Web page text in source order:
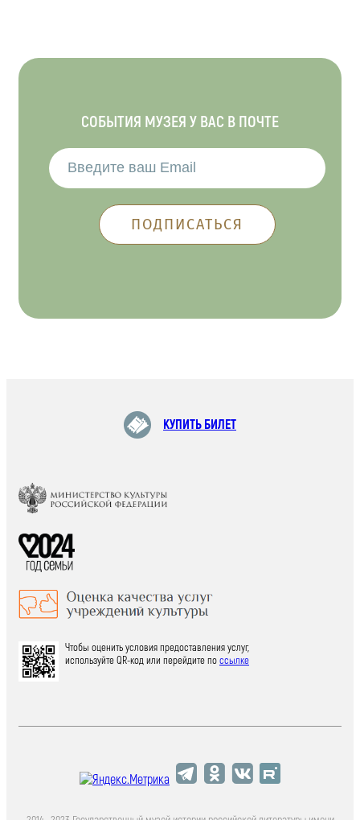
СОБЫТИЯ МУЗЕЯ У ВАС В ПОЧТЕ
КУПИТЬ БИЛЕТ
Чтобы оценить условия предоставления услуг,
используйте QR-код или перейдите поссылке